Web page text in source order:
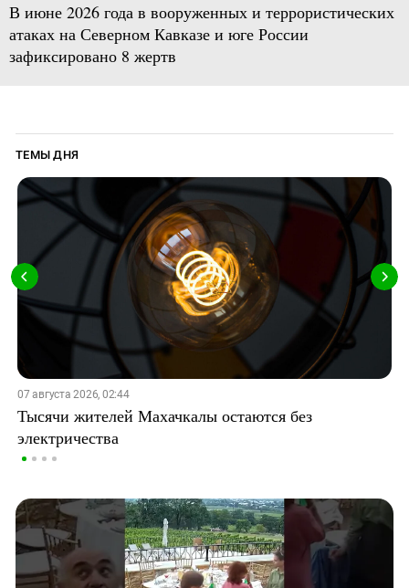
В июне 2026 года в вооруженных и террористических
атаках на Северном Кавказе и юге России
зафиксировано 8 жертв
ТЕМЫ ДНЯ
07 августа 2026, 02:44
Тысячи жителей Махачкалы остаются без
электричества